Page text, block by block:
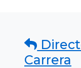
Carrera